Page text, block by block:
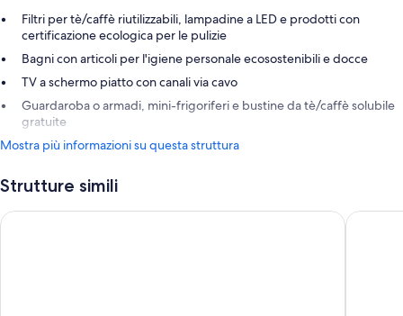
Filtri per tè/caffè riutilizzabili, lampadine a LED e prodotti con
certificazione ecologica per le pulizie
Bagni con articoli per l'igiene personale ecosostenibili e docce
TV a schermo piatto con canali via cavo
Guardaroba o armadi, mini-frigoriferi e bustine da tè/caffè solubile
gratuite
Mostra più informazioni su questa struttura
Strutture simili
Singerstrasse 21-25 Aparthotel 350m next to St Stephen´s
Austria